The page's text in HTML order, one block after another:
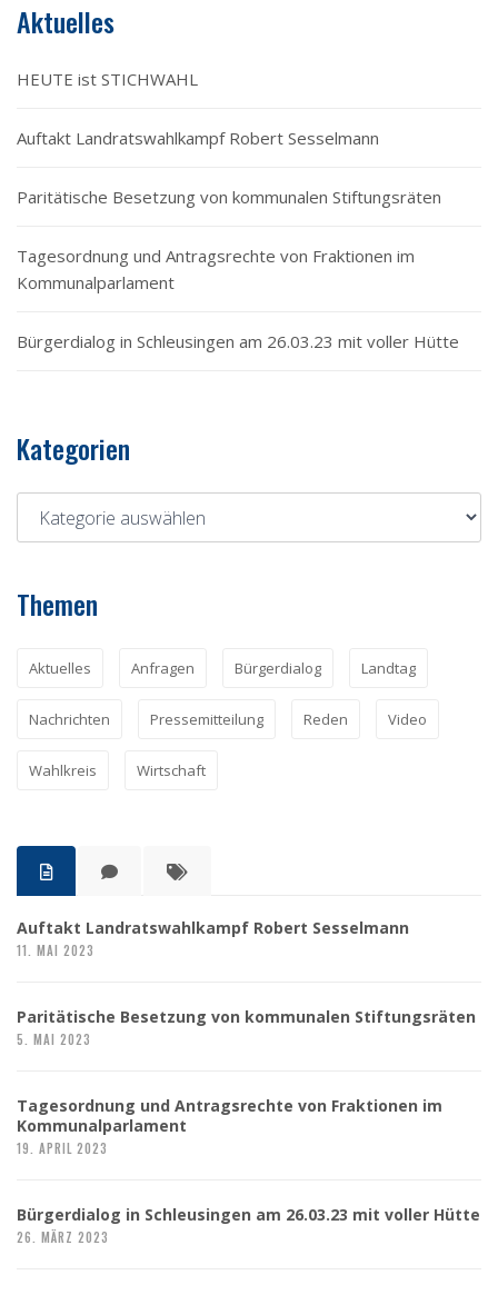
Aktuelles
HEUTE ist STICHWAHL
Auftakt Landratswahlkampf Robert Sesselmann
Paritätische Besetzung von kommunalen Stiftungsräten
Tagesordnung und Antragsrechte von Fraktionen im
Kommunalparlament
Bürgerdialog in Schleusingen am 26.03.23 mit voller Hütte
Kategorien
Themen
Aktuelles Anfragen Bürgerdialog Landtag
Nachrichten Pressemitteilung Reden Video
Wahlkreis Wirtschaft
Auftakt Landratswahlkampf Robert Sesselmann
11. MAI 2023
Paritätische Besetzung von kommunalen Stiftungsräten
5. MAI 2023
Tagesordnung und Antragsrechte von Fraktionen im
Kommunalparlament
19. APRIL 2023
Bürgerdialog in Schleusingen am 26.03.23 mit voller Hütte
26. MÄRZ 2023